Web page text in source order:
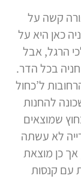
קשה על
כאן היא על
הרגל, אבל
חניה בכל הדר.
ל’כחול
להחנות
שמוצאים
לא עשתה
כן מוצאת
עם קנסות